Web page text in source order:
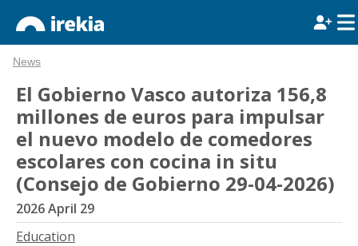
News
El Gobierno Vasco autoriza 156,8
millones de euros para impulsar
el nuevo modelo de comedores
escolares con cocina in situ
(Consejo de Gobierno 29-04-2026)
2026 April 29
Education